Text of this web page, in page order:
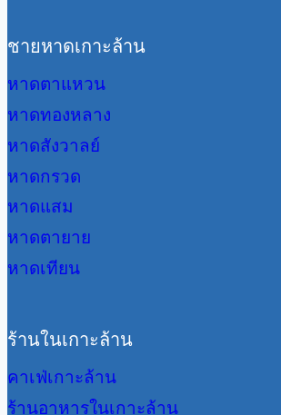
ชายหาดเกาะล้าน
หาดตาแหวน
หาดทองหลาง
หาดสังวาลย์
หาดกรวด
หาดแสม
หาดตายาย
หาดเทียน
ร้านในเกาะล้าน
คาเฟ่เกาะล้าน
ร้านอาหารในเกาะล้าน